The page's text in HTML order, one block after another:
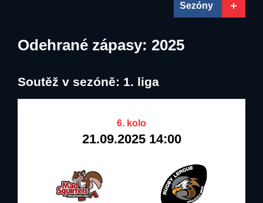
Sezóny
Odehrané zápasy: 2025
Soutěž v sezóně: 1. liga
6. kolo
21.09.2025 14:00